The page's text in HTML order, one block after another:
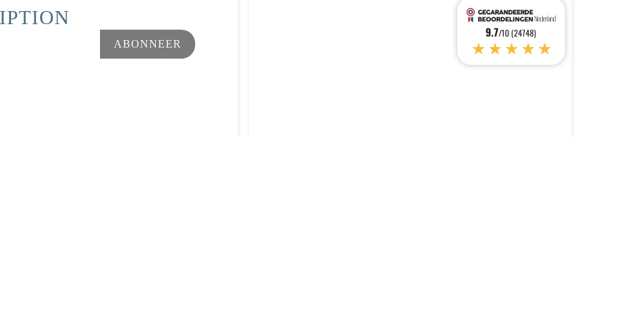
aan te passen en te beheren, en zorgt ervoor dat aan de regelgeving wordt voldaan. Pas uw voorkeuren aan om te
9.7/10 (24748)
★★★★★